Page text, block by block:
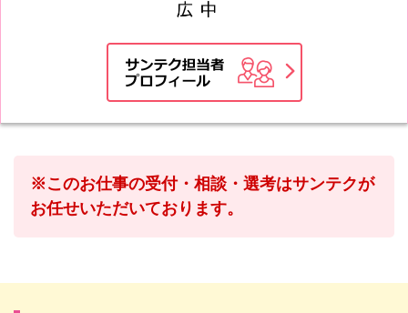
※このお仕事の受付・相談・選考はサンテクが
お任せいただいております。